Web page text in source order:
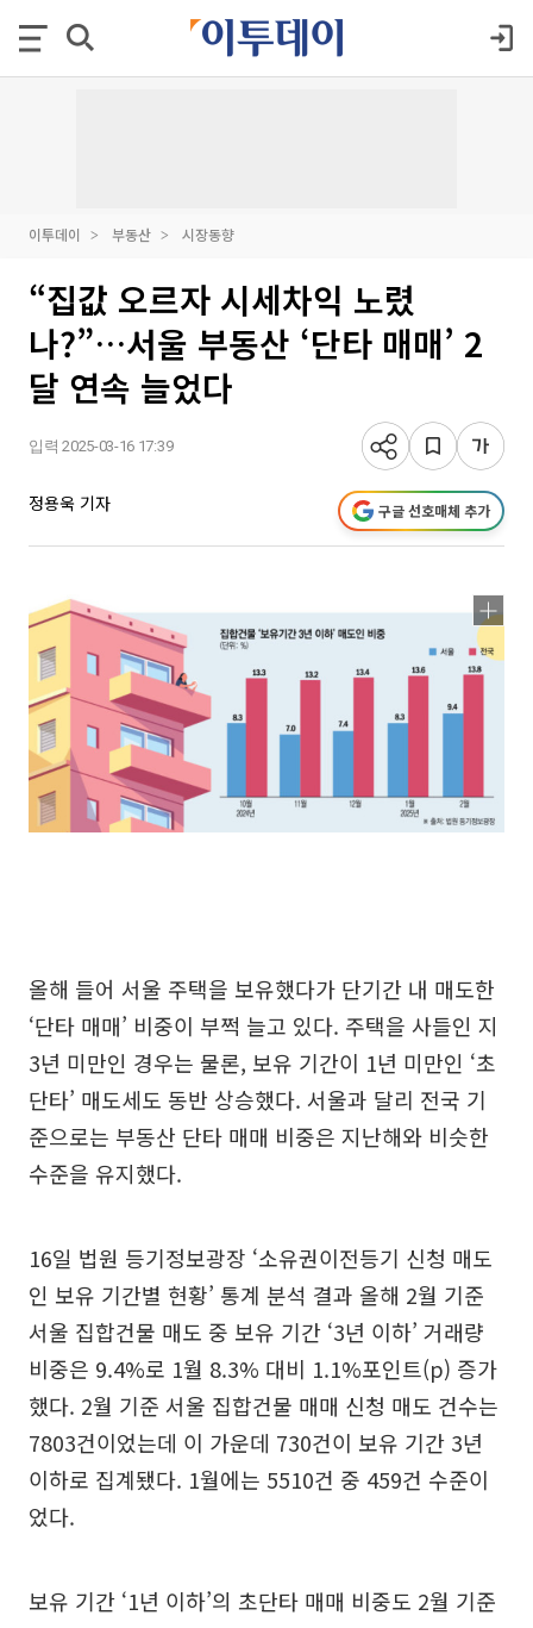
이투데이 부동산 시장동향
“집값 오르자 시세차익 노렸
나?”…서울 부동산 ‘단타 매매’ 2
달 연속 늘었다
입력 2025-03-16 17:39
정용욱 기자 구글 선호매체 추가
올해 들어 서울 주택을 보유했다가 단기간 내 매도한
‘단타 매매’ 비중이 부쩍 늘고 있다. 주택을 사들인 지
3년 미만인 경우는 물론, 보유 기간이 1년 미만인 ‘초
단타’ 매도세도 동반 상승했다. 서울과 달리 전국 기
준으로는 부동산 단타 매매 비중은 지난해와 비슷한
수준을 유지했다.
16일 법원 등기정보광장 ‘소유권이전등기 신청 매도
인 보유 기간별 현황’ 통계 분석 결과 올해 2월 기준
서울 집합건물 매도 중 보유 기간 ‘3년 이하’ 거래량
비중은 9.4%로 1월 8.3% 대비 1.1%포인트(p) 증가
했다. 2월 기준 서울 집합건물 매매 신청 매도 건수는
7803건이었는데 이 가운데 730건이 보유 기간 3년
이하로 집계됐다. 1월에는 5510건 중 459건 수준이
었다.
보유 기간 ‘1년 이하’의 초단타 매매 비중도 2월 기준